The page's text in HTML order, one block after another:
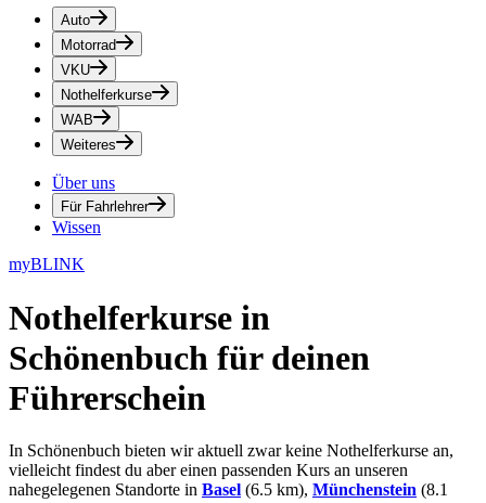
Auto
Motorrad
VKU
Nothelferkurse
WAB
Weiteres
Über uns
Für Fahrlehrer
Wissen
myBLINK
Nothelferkurse in
Schönenbuch für deinen
Führerschein
In Schönenbuch bieten wir aktuell zwar keine Nothelferkurse an,
vielleicht findest du aber einen passenden Kurs an unseren
nahegelegenen Standorte in Basel (6.5 km), Münchenstein (8.1